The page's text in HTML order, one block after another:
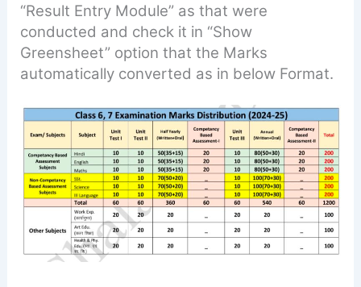
“Result Entry Module” as that were
conducted and check it in “Show
Greensheet” option that the Marks
automatically converted as in below Format.